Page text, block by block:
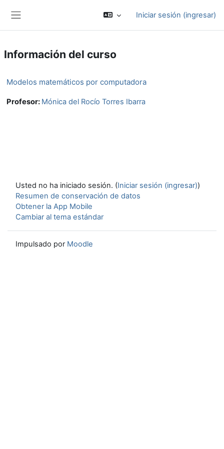
Iniciar sesión (ingresar)
Información del curso
Modelos matemáticos por computadora
Profesor: Mónica del Rocío Torres Ibarra
Usted no ha iniciado sesión. (Iniciar sesión (ingresar))
Resumen de conservación de datos
Obtener la App Mobile
Cambiar al tema estándar
Impulsado por Moodle